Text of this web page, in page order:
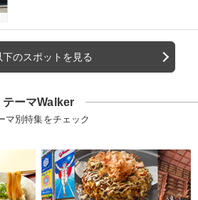
下のスポットを見る
テーマWalker
マ別特集をチェック